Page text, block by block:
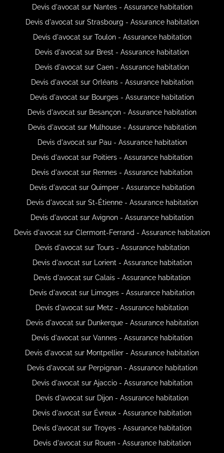
Devis d'avocat sur Nantes - Assurance habitation
Devis d'avocat sur Strasbourg - Assurance habitation
Devis d'avocat sur Toulon - Assurance habitation
Devis d'avocat sur Brest - Assurance habitation
Devis d'avocat sur Caen - Assurance habitation
Devis d'avocat sur Orléans - Assurance habitation
Devis d'avocat sur Bourges - Assurance habitation
Devis d'avocat sur Besançon - Assurance habitation
Devis d'avocat sur Mulhouse - Assurance habitation
Devis d'avocat sur Pau - Assurance habitation
Devis d'avocat sur Poitiers - Assurance habitation
Devis d'avocat sur Rennes - Assurance habitation
Devis d'avocat sur Quimper - Assurance habitation
Devis d'avocat sur St-Étienne - Assurance habitation
Devis d'avocat sur Avignon - Assurance habitation
Devis d'avocat sur Clermont-Ferrand - Assurance habitation
Devis d'avocat sur Tours - Assurance habitation
Devis d'avocat sur Lorient - Assurance habitation
Devis d'avocat sur Calais - Assurance habitation
Devis d'avocat sur Limoges - Assurance habitation
Devis d'avocat sur Metz - Assurance habitation
Devis d'avocat sur Dunkerque - Assurance habitation
Devis d'avocat sur Vannes - Assurance habitation
Devis d'avocat sur Montpellier - Assurance habitation
Devis d'avocat sur Perpignan - Assurance habitation
Devis d'avocat sur Ajaccio - Assurance habitation
Devis d'avocat sur Dijon - Assurance habitation
Devis d'avocat sur Évreux - Assurance habitation
Devis d'avocat sur Troyes - Assurance habitation
Devis d'avocat sur Rouen - Assurance habitation